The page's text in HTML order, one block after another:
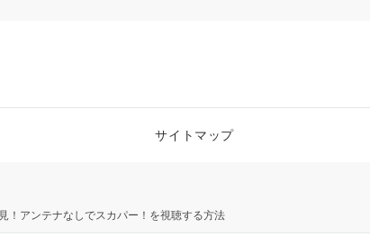
サイトマップ
！アンテナなしでスカパー！を視聴する方法